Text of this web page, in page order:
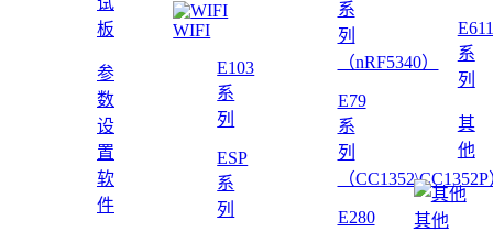
板
参
数
设
置
软
件
WIFI
E103
系
列
ESP
系
列
系
列
（nRF5340）
E79
系
列
（
E280
E611
系
列
其
他
其他